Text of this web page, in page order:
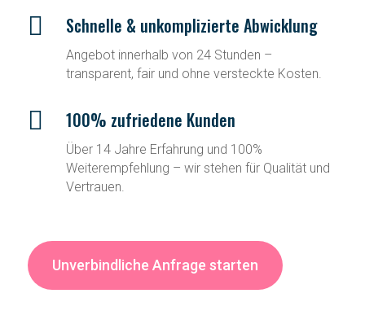
 Schnelle & unkomplizierte Abwicklung
Angebot innerhalb von 24 Stunden –
transparent, fair und ohne versteckte Kosten.
 100% zufriedene Kunden
Über 14 Jahre Erfahrung und 100%
Weiterempfehlung – wir stehen für Qualität und
Vertrauen.
Unverbindliche Anfrage starten